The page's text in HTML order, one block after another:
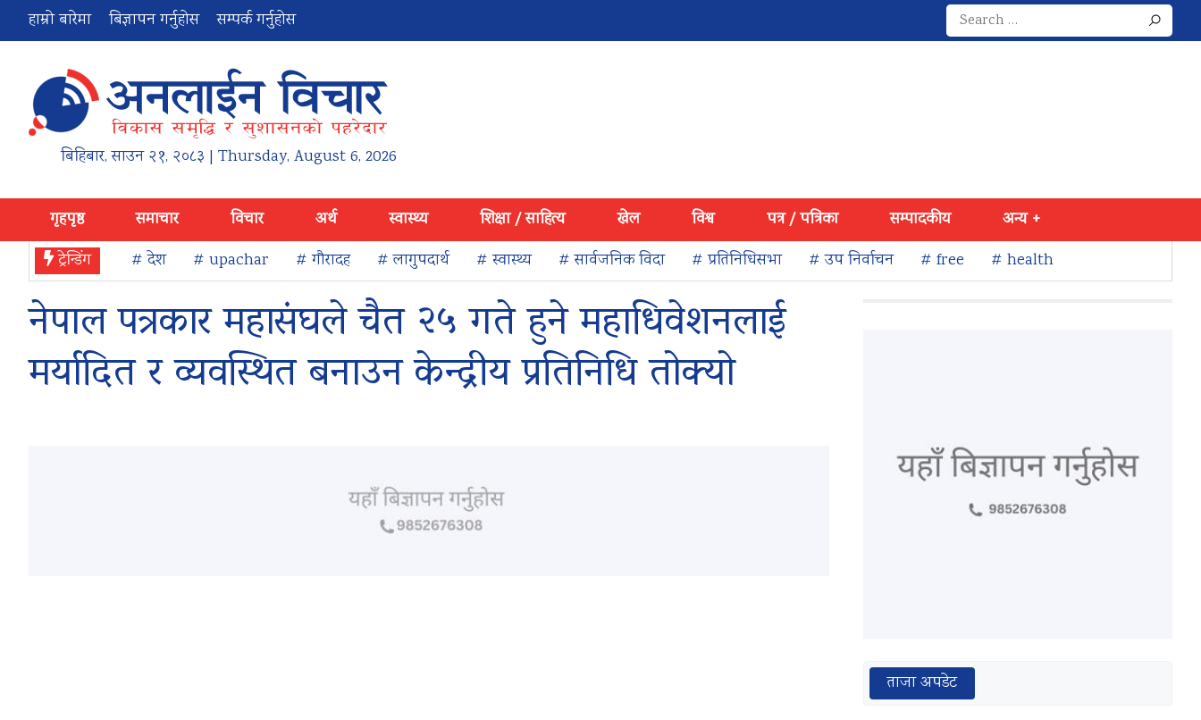
हाम्रो बारेमा बिज्ञापन गर्नुहोस सम्पर्क गर्नुहोस
Search
for:
बिहिबार,साउन २१, २०८३ | Thursday, August 6, 2026
गृहपृष्ठ समाचार विचार अर्थ स्वास्थ्य शिक्षा / साहित्य खेल विश्व पत्र / पत्रिका सम्पादकीय
अन्य +
ट्रेन्डिंग
# देश # upachar # गौरादह # लागुपदार्थ # स्वास्थ्य # सार्वजनिक विदा # प्रतिनिधिसभा # उप निर्वाचन # free # health
नेपाल पत्रकार महासंघले चैत २५ गते हुने महाधिवेशनलाई
मर्यादित र व्यवस्थित बनाउन केन्द्रीय प्रतिनिधि तोक्यो
ताजा अपडेट